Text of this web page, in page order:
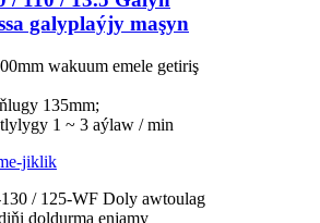
galyplaýjy maşyn
wakuum emele getiriş
135mm;
1 ~ 3 aýlaw / min
jiklik